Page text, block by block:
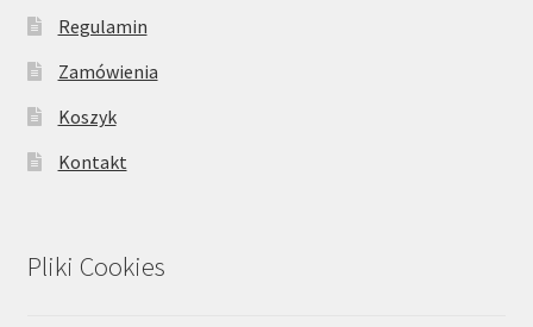
Regulamin
Zamówienia
Koszyk
Kontakt
Pliki Cookies